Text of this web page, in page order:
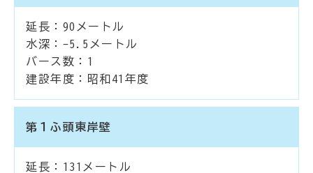
延長：90メートル
水深：-5.5メートル
バース数：1
建設年度：昭和41年度
第１ふ頭東岸壁
延長：131メートル